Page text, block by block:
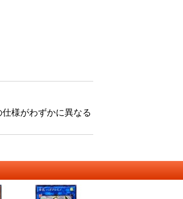
様がわずかに異なる